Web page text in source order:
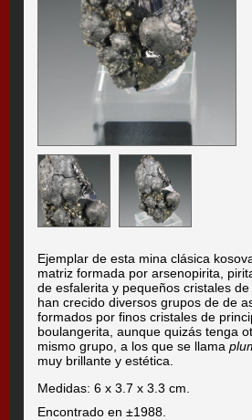
Ejemplar de esta mina clásica
matriz formada por arsenopirita,
de esfalerita y pequeños cristales
han crecido diversos grupos de de
formados por finos cristales de
boulangerita, aunque quizás tenga
mismo grupo, a los que se llama
muy brillante y estética.
Medidas: 6 x 3.7 x 3.3 cm.
Encontrado en ±1988.